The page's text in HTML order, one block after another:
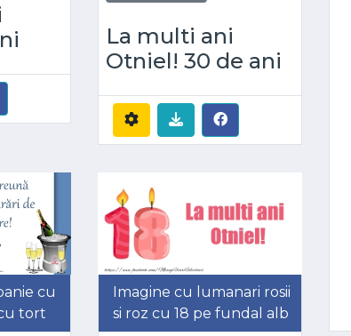
La multi ani
Otniel! 30 de ani
cu
tort
Imagine cu lumanari rosii
si roz cu 18 pe fundal alb